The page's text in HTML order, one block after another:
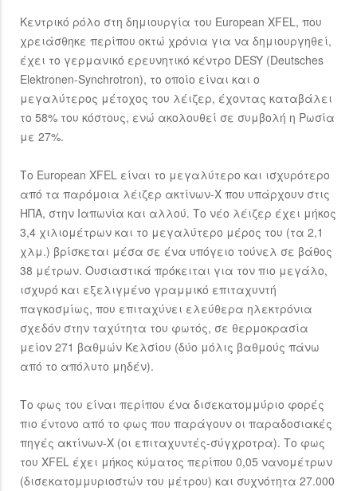
Κεντρικό ρόλο στη δημιουργία του European XFEL, που
χρειάσθηκε περίπου οκτώ χρόνια για να δημιουργηθεί,
έχει το γερμανικό ερευνητικό κέντρο DESY (Deutsches
Elektronen-Synchrotron), το οποίο είναι και ο
μεγαλύτερος μέτοχος του λέιζερ, έχοντας καταβάλει
το 58% του κόστους, ενώ ακολουθεί σε συμβολή η Ρωσία
με 27%.
Το European XFEL είναι το μεγαλύτερο και ισχυρότερο
από τα παρόμοια λέιζερ ακτίνων-Χ που υπάρχουν στις
ΗΠΑ, στην Ιαπωνία και αλλού. Το νέο λέιζερ έχει μήκος
3,4 χιλιομέτρων και το μεγαλύτερο μέρος του (τα 2,1
χλμ.) βρίσκεται μέσα σε ένα υπόγειο τούνελ σε βάθος
38 μέτρων. Ουσιαστικά πρόκειται για τον πιο μεγάλο,
ισχυρό και εξελιγμένο γραμμικό επιταχυντή
παγκοσμίως, που επιταχύνει ελεύθερα ηλεκτρόνια
σχεδόν στην ταχύτητα του φωτός, σε θερμοκρασία
μείον 271 βαθμών Κελσίου (δύο μόλις βαθμούς πάνω
από το απόλυτο μηδέν).
Το φως του είναι περίπου ένα δισεκατομμύριο φορές
πιο έντονο από το φως που παράγουν οι παραδοσιακές
πηγές ακτίνων-Χ (οι επιταχυντές-σύγχροτρα). Το φως
του XFEL έχει μήκος κύματος περίπου 0,05 νανομέτρων
(δισεκατομμυριοστών του μέτρου) και συχνότητα 27.000